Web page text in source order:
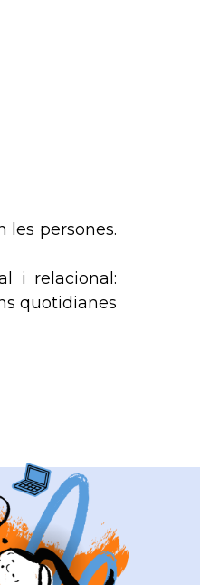
les persones.
i relacional:
quotidianes